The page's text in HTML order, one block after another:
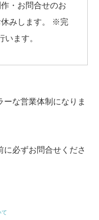
・お問合せのお
みします。
※完
います。
な営業体制になりま
必ずお問合せくださ
て